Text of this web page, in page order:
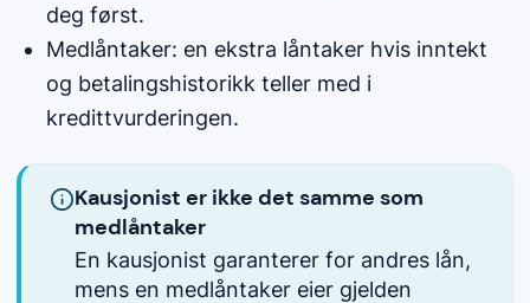
deg først.
Medlåntaker: en ekstra låntaker hvis inntekt
og betalingshistorikk teller med i
kredittvurderingen.
Kausjonist er ikke det samme som
medlåntaker
En kausjonist garanterer for andres lån,
mens en medlåntaker eier gjelden